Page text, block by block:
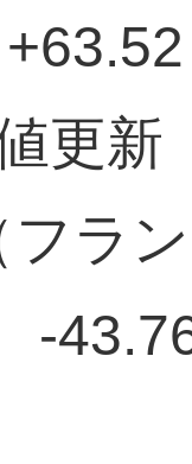
更
フラ
-